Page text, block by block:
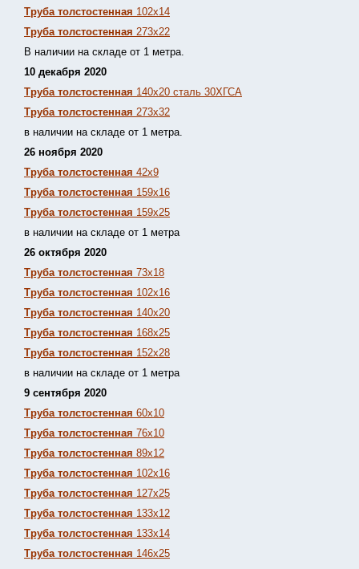
Труба толстостенная 102х14
Труба толстостенная 273х22
В наличии на складе от 1 метра.
10 декабря 2020
Труба толстостенная 140х20 сталь 30ХГСА
Труба толстостенная 273х32
в наличии на складе от 1 метра.
26 ноября 2020
Труба толстостенная 42х9
Труба толстостенная 159х16
Труба толстостенная 159х25
в наличии на складе от 1 метра
26 октября 2020
Труба толстостенная 73х18
Труба толстостенная 102х16
Труба толстостенная 140х20
Труба толстостенная 168х25
Труба толстостенная 152х28
в наличии на складе от 1 метра
9 сентября 2020
Труба толстостенная 60х10
Труба толстостенная 76х10
Труба толстостенная 89х12
Труба толстостенная 102х16
Труба толстостенная 127х25
Труба толстостенная 133х12
Труба толстостенная 133х14
Труба толстостенная 146х25